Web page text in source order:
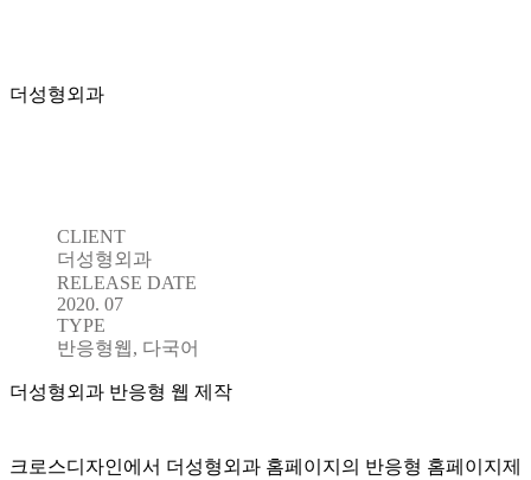
더성형외과
CLIENT
더성형외과
RELEASE DATE
2020. 07
TYPE
반응형웹, 다국어
더성형외과 반응형 웹 제작
크로스디자인에서 더성형외과 홈페이지의 반응형 홈페이지제